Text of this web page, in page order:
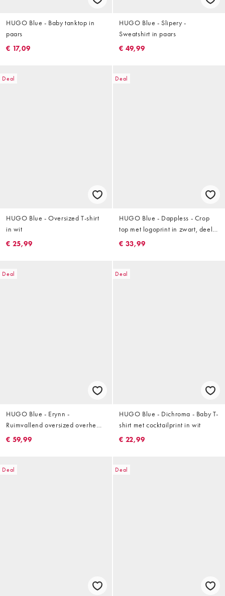
HUGO Blue - Baby tanktop in
paars
€ 17,09
HUGO Blue - Slipery -
Sweatshirt in paars
€ 49,99
Deal
HUGO Blue - Oversized T-shirt
in wit
€ 25,99
Deal
HUGO Blue - Dappless - Crop
top met logoprint in zwart, deel
van co-ord set
€ 33,99
Deal
HUGO Blue - Erynn -
Ruimvallend oversized overhemd
in marineblauw
€ 59,99
Deal
HUGO Blue - Dichroma - Baby T-
shirt met cocktailprint in wit
€ 22,99
Deal Deal